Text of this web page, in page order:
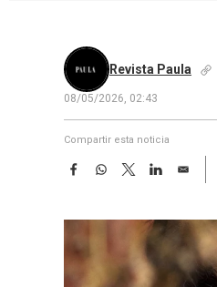
Revista Paula
08/05/2026, 02:43
Compartir esta noticia
F
e
o
W
t
T
w
t
e
r
L
k
e
d
E
i